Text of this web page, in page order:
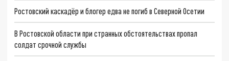
Ростовский каскадёр и блогер едва не погиб в Северной Осетии
В Ростовской области при странных обстоятельствах пропал
солдат срочной службы